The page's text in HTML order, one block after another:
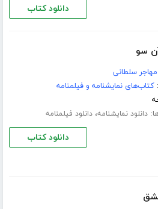
دانلود کتاب
سو
مهاجر سلطانی
کتاب‌های نمایشنامه و فیلمنامه
دانلود نمایشنامه،دانلود فیلمنامه
دانلود کتاب